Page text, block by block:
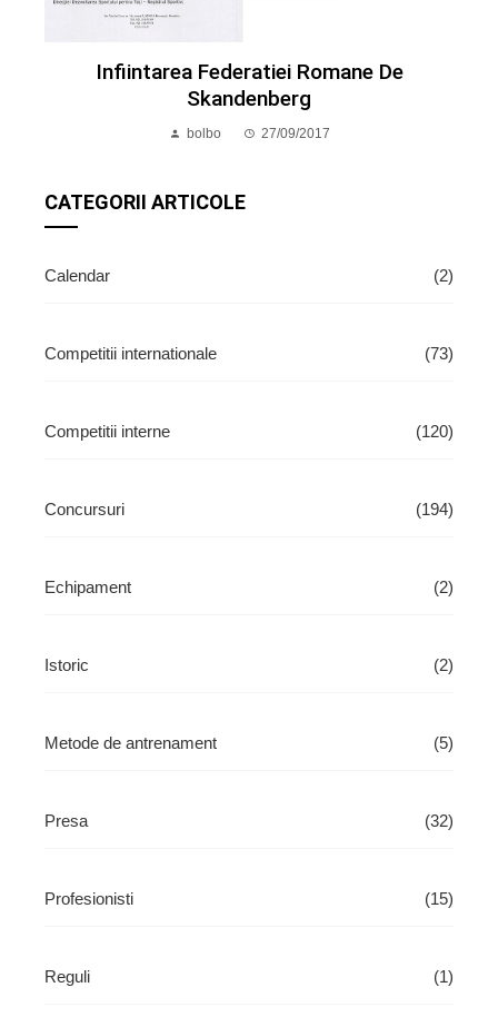
Infiintarea Federatiei Romane De
Skandenberg
bolbo 27/09/2017
CATEGORII ARTICOLE
Calendar (2)
Competitii internationale (73)
Competitii interne (120)
Concursuri (194)
Echipament (2)
Istoric (2)
Metode de antrenament (5)
Presa (32)
Profesionisti (15)
Reguli (1)